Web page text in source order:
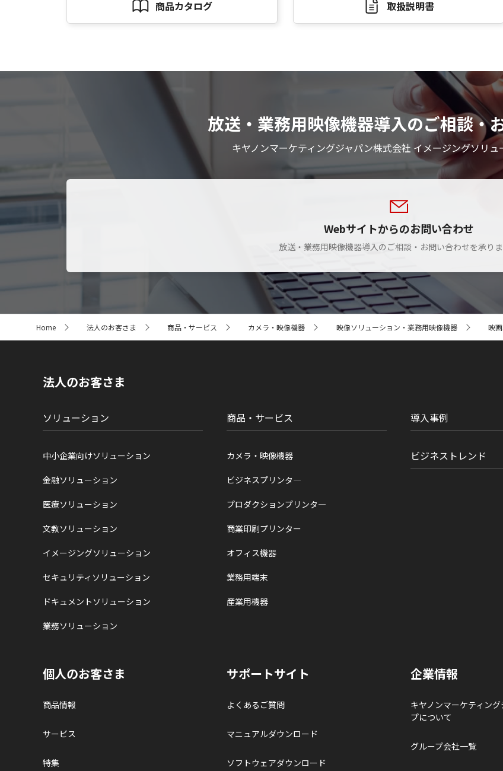
商品カタログ 取扱説明書
放送・業務用映像機器導入のご相談・
キヤノンマーケティングジャパン株式会社 イメージングソリュ
Webサイトからのお問い合わせ
放送・業務用映像機器導入のご相談・お問い合わせを承りま
ト
Home 法人のお客さま 商品・サービス カメラ・映像機器 映像ソリューション・業務用映像機器 映
法人のお客さま
ソリューション
中小企業向けソリューション
金融ソリューション
医療ソリューション
文教ソリューション
イメージングソリューション
セキュリティソリューション
ドキュメントソリューション
業務ソリューション
商品・サービス
カメラ・映像機器
ビジネスプリンタ―
プロダクションプリンタ―
商業印刷プリンター
オフィス機器
業務用端末
産業用機器
導入事例
ビジネストレンド
個人のお客さま
商品情報
サービス
特集
サポートサイト
よくあるご質問
マニュアルダウンロード
ソフトウェアダウンロード
企業情報
キヤノンマーケティン
プについて
グループ会社一覧